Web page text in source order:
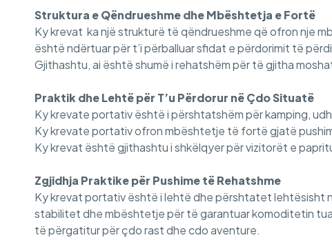
Struktura e Qëndrueshme dhe Mbështetja e Fortë
Ky krevat ka një strukturë të qëndrueshme që ofron nje
është ndërtuar për t’i përballuar sfidat e përdorimit të
Gjithashtu, ai është shumë i rehatshëm për të gjitha
Praktik dhe Lehtë për T’u Përdorur në Çdo Situatë
Ky krevate portativ është i përshtatshëm për kamping,
Ky krevate portativ ofron mbështetje të fortë gjatë
Ky krevat është gjithashtu i shkëlqyer për vizitorët e
Zgjidhja Praktike për Pushime të Rehatshme
Ky krevat portativ është i lehtë dhe përshtatet lehtësisht
stabilitet dhe mbështetje për të garantuar komoditetin
të përgatitur për çdo rast dhe cdo aventure.